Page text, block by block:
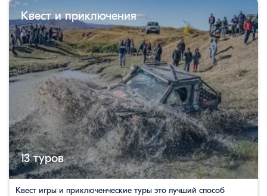
Квест и приключения
13 туров
Квест игры и приключенческие туры это лучший способ